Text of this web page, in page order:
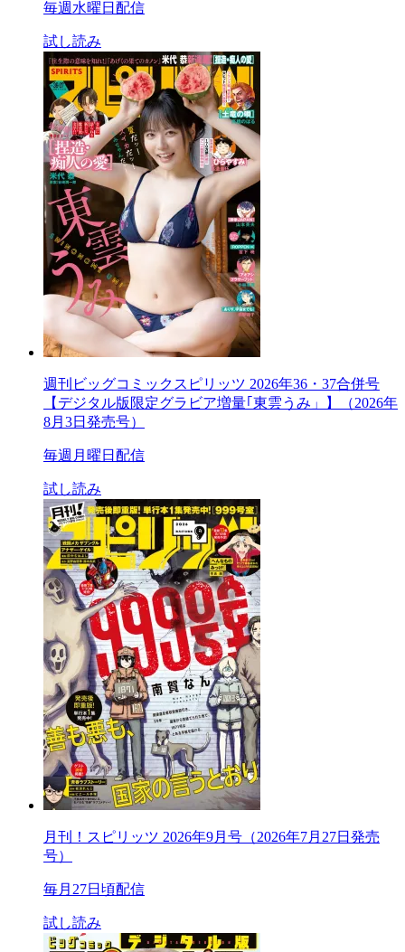
毎週水曜日配信
試し読み
週刊ビッグコミックスピリッツ 2026年36・37合併号
【デジタル版限定グラビア増量｢東雲うみ」】（2026年
8月3日発売号）
毎週月曜日配信
試し読み
月刊！スピリッツ 2026年9月号（2026年7月27日発売
号）
毎月27日頃配信
試し読み